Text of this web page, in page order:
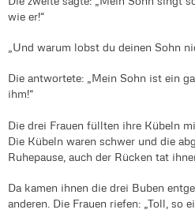
wie er!“
„Und warum lobst du deinen Sohn
Die antwortete: „Mein Sohn ist ein
ihm!“
Die drei Frauen füllten ihre Kübeln
Die Kübeln waren schwer und die
Ruhepause, auch der Rücken tat
Da kamen ihnen die drei Buben
anderen. Die Frauen riefen: „Toll, so